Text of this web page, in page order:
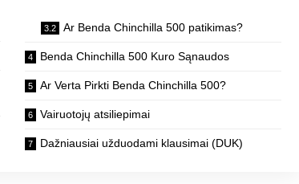
Ar Benda Chinchilla 500 patikimas?
Benda Chinchilla 500 Kuro Sąnaudos
Ar Verta Pirkti Benda Chinchilla 500?
Vairuotojų atsiliepimai
Dažniausiai užduodami klausimai (DUK)